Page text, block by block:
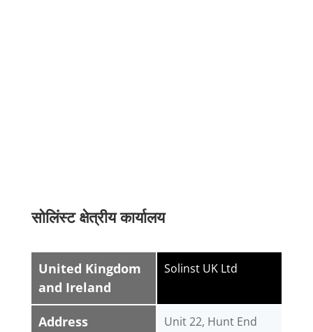
सोलिंस्ट क्षेत्रीय कार्यालय
United Kingdom
and Ireland
Address
Solinst UK Ltd
Unit 22, Hunt End